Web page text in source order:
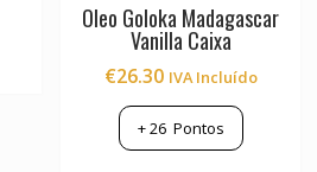
Oleo Goloka Madagascar
Vanilla Caixa
€26.30 IVA Incluído
+26Pontos